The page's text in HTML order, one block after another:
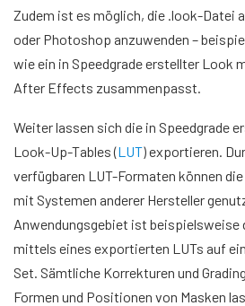
Zudem ist es möglich, die .look-Datei
oder Photoshop anzuwenden –
wie ein in Speedgrade erstellter Look
After Effects zusammenpasst.
Weiter lassen sich die in Speedgrade
Look-Up-Tables (LUT) exportieren.
verfügbaren LUT-Formaten können
mit Systemen anderer Hersteller
Anwendungsgebiet ist beispielsweise
mittels eines exportierten LUTs auf
Set. Sämtliche Korrekturen und
Formen und Positionen von Masken